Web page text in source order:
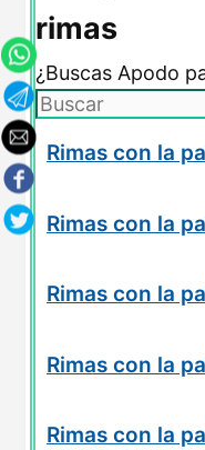
rimas
¿Buscas Apodo
Rimas con la
Rimas con la
Rimas con la
Rimas con la
Rimas con la